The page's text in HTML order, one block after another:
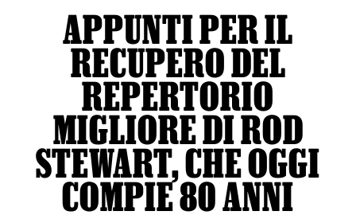
APPUNTI PER IL
RECUPERO DEL
REPERTORIO
MIGLIORE DI ROD
STEWART, CHE OGGI
COMPIE 80 ANNI